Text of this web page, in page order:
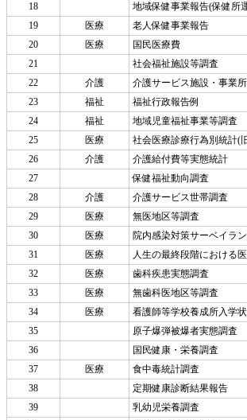
18
地域保健事業報告(保健所
19
医療 老人保健事業報告
20
医療 国民医療費
21
社会福祉施設等調査
22
介護 介護サービス施設・事業
23
福祉 福祉行政報告例
24
福祉 地域児童福祉事業等調査
25
医療 社会医療診療行為別統計(
26
介護 介護給付費等実態統計
27
保健福祉動向調査
28
介護 介護サービス世帯調査
29
医療 無医地区等調査
30
医療 院内感染対策サーベイラ
31
医療 人生の最終段階における
32
医療 歯科疾患実態調査
33
医療 無歯科医地区等調査
34
医療 看護師等学校養成所入学
35
原子爆弾被爆者実態調査
36
国民健康・栄養調査
37
医療 食中毒統計調査
38
定期健康診断結果報告
39
乳幼児栄養調査